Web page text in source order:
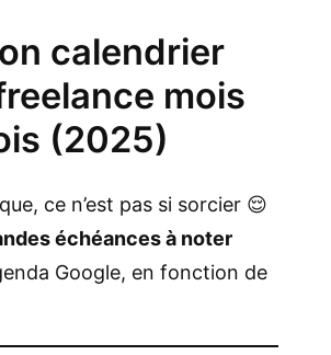
calendrier
mois
(2025)
ce n’est pas si sorcier 😌
échéances à noter
Google, en fonction de